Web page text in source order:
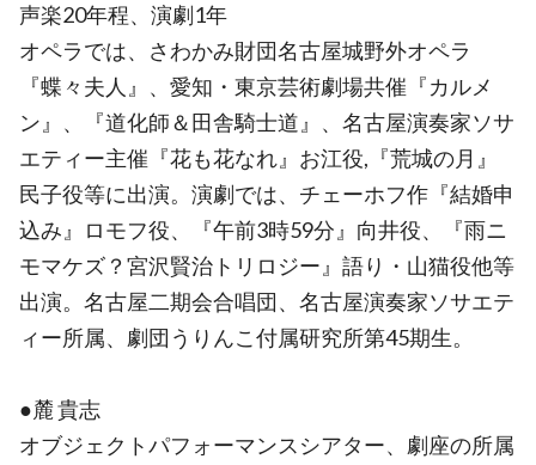
声楽20年程、演劇1年
オペラでは、さわかみ財団名古屋城野外オペラ
『蝶々夫人』、愛知・東京芸術劇場共催『カルメ
ン』、『道化師＆田舎騎士道』、名古屋演奏家ソサ
エティー主催『花も花なれ』お江役,『荒城の月』
民子役等に出演。演劇では、チェーホフ作『結婚申
込み』ロモフ役、『午前3時59分』向井役、『雨ニ
モマケズ？宮沢賢治トリロジー』語り・山猫役他等
出演。名古屋二期会合唱団、名古屋演奏家ソサエテ
ィー所属、劇団うりんこ付属研究所第45期生。
●麓 貴志
オブジェクトパフォーマンスシアター、劇座の所属